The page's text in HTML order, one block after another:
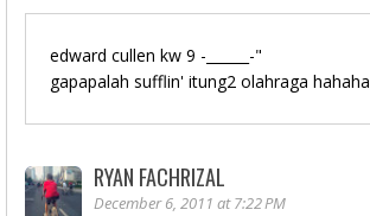
edward cullen kw 9 -______-"
gapapalah sufflin' itung2 olahraga hahaha
RYAN FACHRIZAL
December 6, 2011 at 7:22 PM